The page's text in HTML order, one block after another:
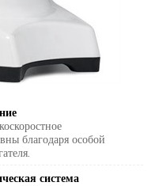
благодаря особой
система